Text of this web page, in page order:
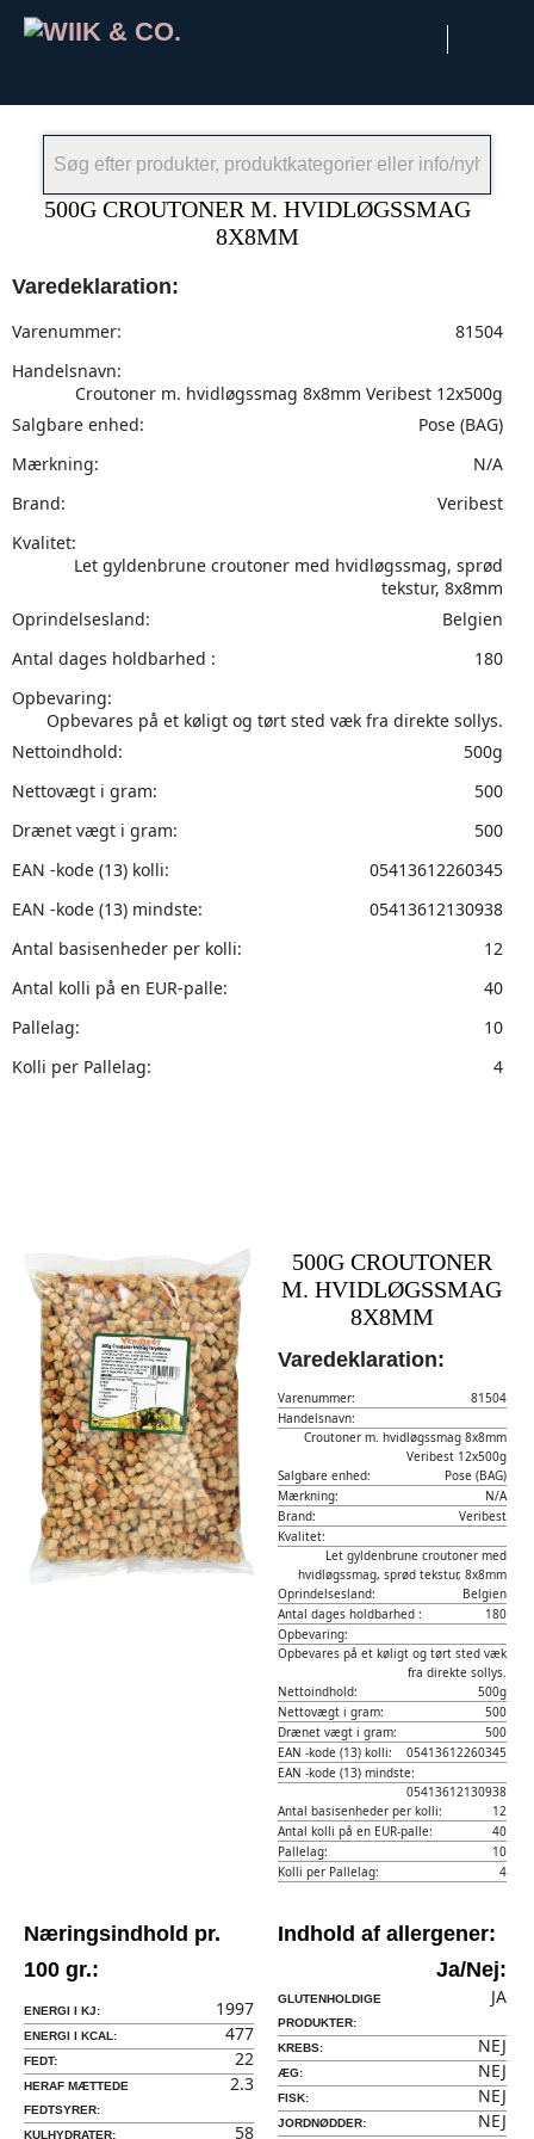
500G CROUTONER M. HVIDLØGSSMAG
8X8MM
Varedeklaration:
Varenummer:
81504
Handelsnavn:
Croutoner m. hvidløgssmag 8x8mm Veribest 12x500g
Salgbare enhed:
Pose (BAG)
Mærkning:
N/A
Brand:
Veribest
Kvalitet:
Let gyldenbrune croutoner med hvidløgssmag, sprød
tekstur, 8x8mm
Oprindelsesland:
Belgien
Antal dages holdbarhed :
180
Opbevaring:
Opbevares på et køligt og tørt sted væk fra direkte sollys.
Nettoindhold:
500g
Nettovægt i gram:
500
Drænet vægt i gram:
500
EAN -kode (13) kolli:
05413612260345
EAN -kode (13) mindste:
05413612130938
Antal basisenheder per kolli:
12
Antal kolli på en EUR-palle:
40
Pallelag:
10
Kolli per Pallelag:
4
500G CROUTONER
M. HVIDLØGSSMAG
8X8MM
Varedeklaration:
Varenummer:
81504
Handelsnavn:
Croutoner m. hvidløgssmag 8x8mm
Veribest 12x500g
Salgbare enhed:
Pose (BAG)
Mærkning:
N/A
Brand:
Veribest
Kvalitet:
Let gyldenbrune croutoner med
hvidløgssmag, sprød tekstur, 8x8mm
Oprindelsesland:
Belgien
Antal dages holdbarhed :
180
Opbevaring:
Opbevares på et køligt og tørt sted væk
fra direkte sollys.
Nettoindhold:
500g
Nettovægt i gram:
500
Drænet vægt i gram:
500
EAN -kode (13) kolli:
05413612260345
EAN -kode (13) mindste:
05413612130938
Antal basisenheder per kolli:
12
Antal kolli på en EUR-palle:
40
Pallelag:
10
Kolli per Pallelag:
4
Næringsindhold pr.
100 gr.:
ENERGI I KJ: 1997
ENERGI I KCAL: 477
FEDT: 22
HERAF MÆTTEDE
FEDTSYRER:
2.3
KULHYDRATER: 58
Indhold af allergener:
Ja/Nej:
GLUTENHOLDIGE
PRODUKTER:
JA
KREBS: NEJ
ÆG: NEJ
FISK: NEJ
JORDNØDDER:
NEJ